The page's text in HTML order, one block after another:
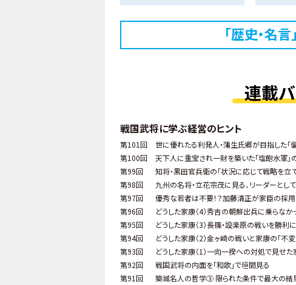
「歴史・名
連載
戦国武将に学ぶ経営のヒント
第101回 世に優れたる利発人・蒲生氏郷が目指した「
第100回
天下人に重宝され一財を築いた「塩飽水軍」
第99回
知将・黒田官兵衛の「状況に応じて戦略を立
第98回
九州の名将・立花宗茂に見る、リーダーとし
第97回
優秀な若者は不要！？加藤清正が家臣の採用
第96回
どうした家康（4）秀吉の朝鮮出兵に乗らなか
第95回
どうした家康（3）長篠・設楽原の戦いを勝利
第94回
どうした家康（2）金ヶ崎の戦いと家康の「不変
第93回
どうした家康（1）一向一揆への対処で見せた
第92回
戦国武将の内面を「和歌」で垣間見る
第91回
築城名人の哲学③ 限られた条件で最大の結